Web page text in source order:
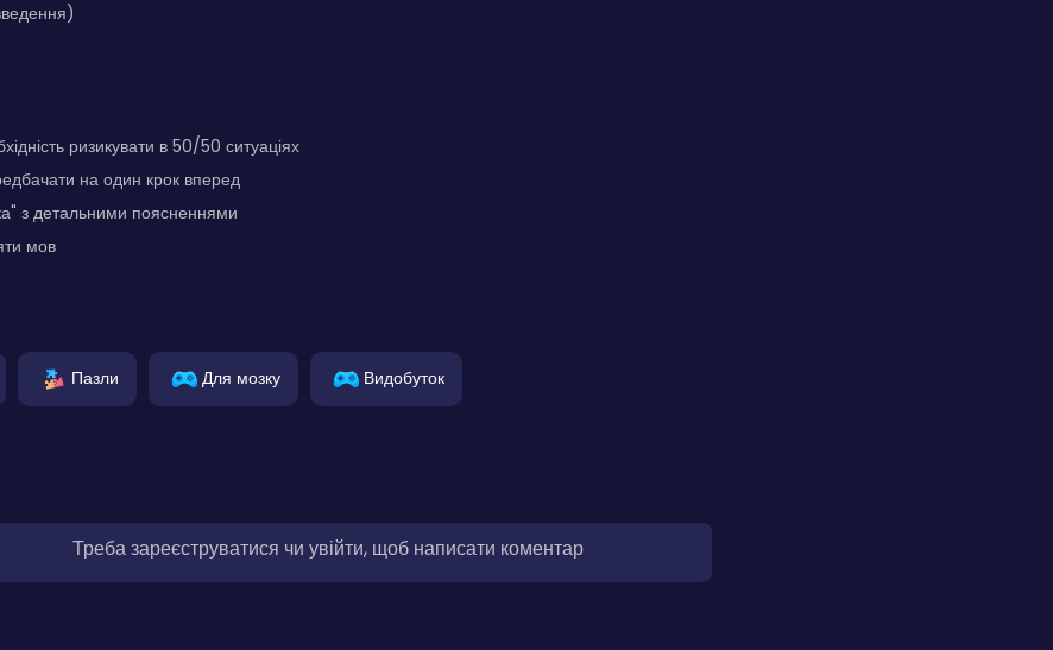
ризикувати в 50/50 ситуаціях
на один крок вперед
з детальними поясненнями
мов
Пазли Для мозку Видобуток
Треба зареєструватися чи увійти, щоб написати коментар